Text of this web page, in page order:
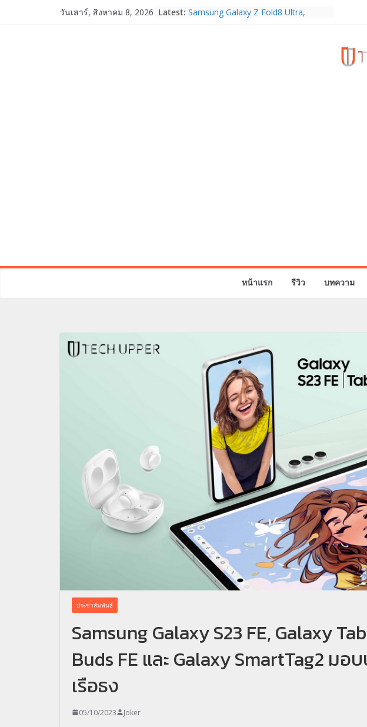
วันเสาร์, สิงหาคม 8, 2026 Latest: Samsung Galaxy Z Fold8 Ultra,
หน้าแรก รีวิว บทความ
ประชาสัมพันธ์
Samsung Galaxy S23 FE, Galaxy
Buds FE และ Galaxy SmartTag2 มอ
เรือธง
05/10/2023 Joker